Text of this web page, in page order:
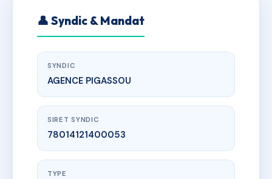
👤 Syndic & Mandat
SYNDIC
AGENCE PIGASSOU
SIRET SYNDIC
78014121400053
TYPE